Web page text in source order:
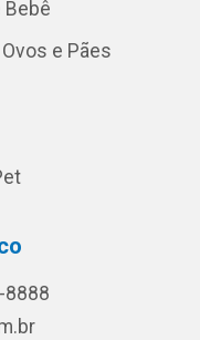
Bebê
e Pães
8888